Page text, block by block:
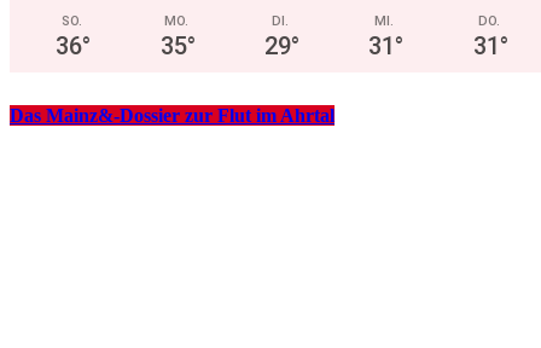
SO.
36°
MO.
35°
DI.
29°
MI.
31°
DO.
31°
Das Mainz&-Dossier zur Flut im Ahrtal